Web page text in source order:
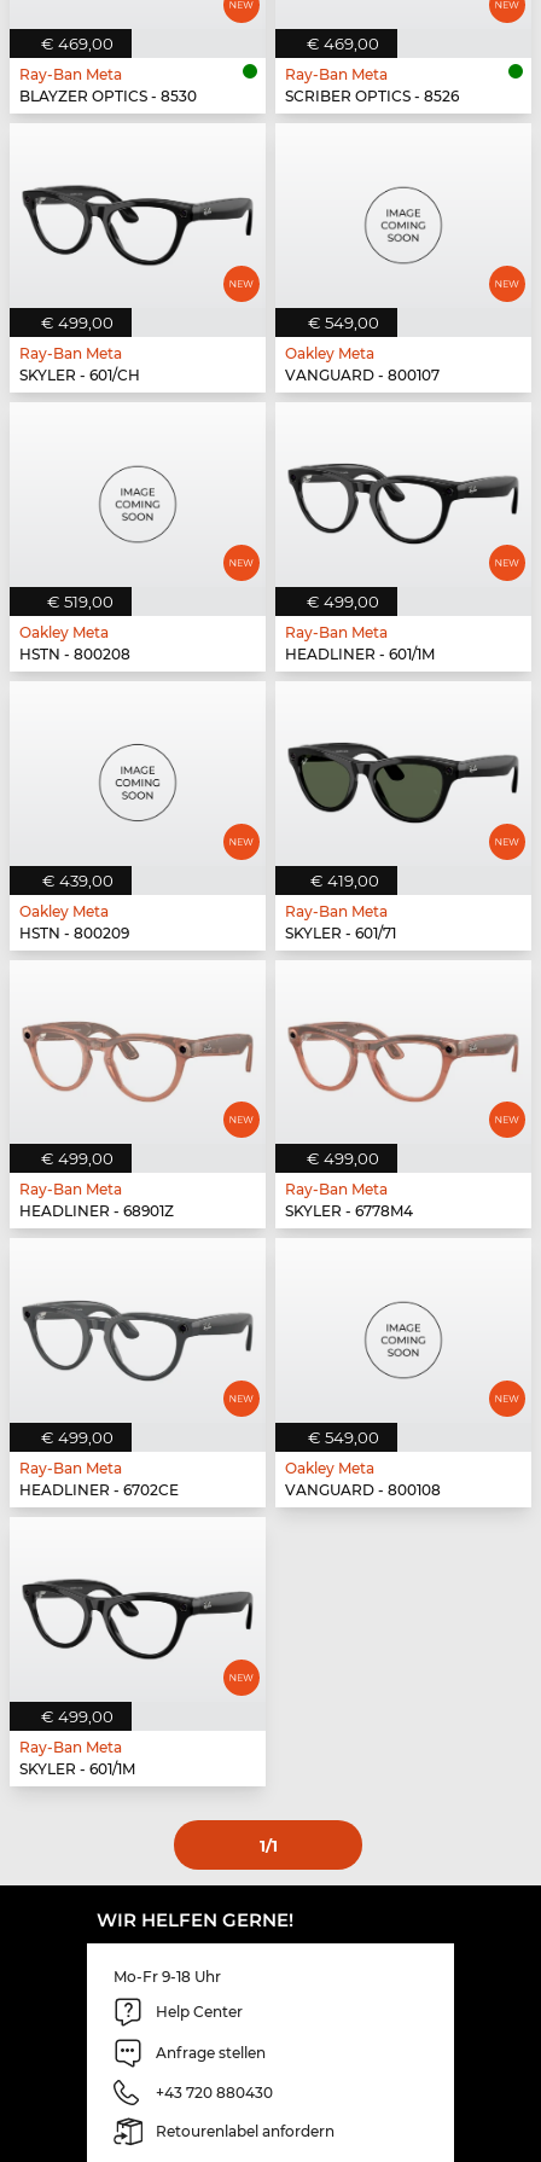
€ 469,00
Ray-Ban Meta
BLAYZER OPTICS - 8530
€ 469,00
Ray-Ban Meta
SCRIBER OPTICS - 8526
€ 499,00
Ray-Ban Meta
SKYLER - 601/CH
€ 549,00
Oakley Meta
VANGUARD - 800107
€ 519,00
Oakley Meta
HSTN - 800208
€ 499,00
Ray-Ban Meta
HEADLINER - 601/1M
€ 439,00
Oakley Meta
HSTN - 800209
€ 419,00
Ray-Ban Meta
SKYLER - 601/71
€ 499,00
Ray-Ban Meta
HEADLINER - 68901Z
€ 499,00
Ray-Ban Meta
SKYLER - 6778M4
€ 499,00
Ray-Ban Meta
HEADLINER - 6702CE
€ 549,00
Oakley Meta
VANGUARD - 800108
€ 499,00
Ray-Ban Meta
SKYLER - 601/1M
1/1
WIR HELFEN GERNE!
Mo-Fr 9-18 Uhr
Help Center
Anfrage stellen
+43 720 880430
Retourenlabel anfordern